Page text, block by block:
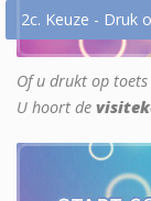
2c. Keuze - Druk
Of u drukt op toets
U hoort de